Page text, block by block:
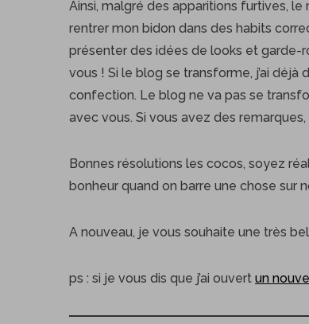
Ainsi, malgré des apparitions furtives,
rentrer mon bidon dans des habits
présenter des idées de looks et garde-
vous ! Si le blog se transforme, j’ai
confection. Le blog ne va pas se
avec vous. Si vous avez des
Bonnes résolutions les cocos, soyez
bonheur quand on barre une chose sur
A nouveau, je vous souhaite une très
ps : si je vous dis que j’ai ouvert un
r
r